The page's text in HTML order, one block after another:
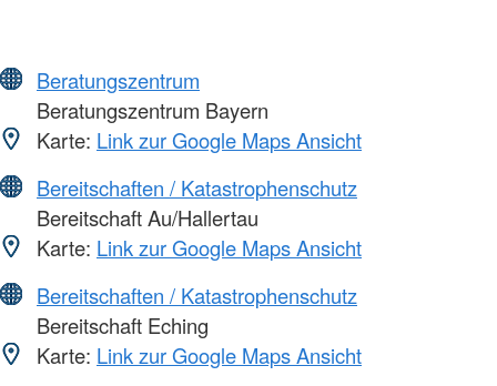
Beratungszentrum
Beratungszentrum Bayern
Karte: Link zur Google Maps Ansicht
Bereitschaften / Katastrophenschutz
Bereitschaft Au/Hallertau
Karte: Link zur Google Maps Ansicht
Bereitschaften / Katastrophenschutz
Bereitschaft Eching
Karte: Link zur Google Maps Ansicht